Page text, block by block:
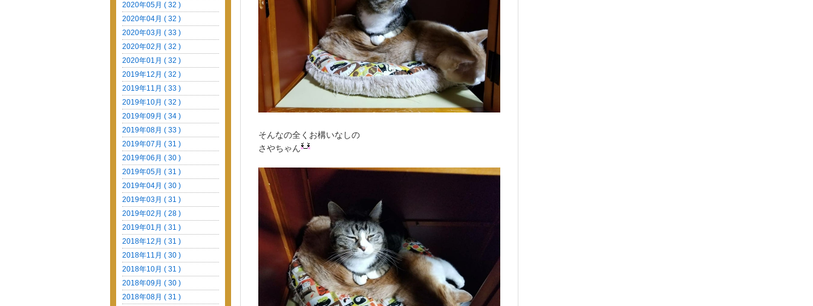
そんなの全くお構いなしの
さやちゃん
2020年05月 ( 32 )
2020年04月 ( 32 )
2020年03月 ( 33 )
2020年02月 ( 32 )
2020年01月 ( 32 )
2019年12月 ( 32 )
2019年11月 ( 33 )
2019年10月 ( 32 )
2019年09月 ( 34 )
2019年08月 ( 33 )
2019年07月 ( 31 )
2019年06月 ( 30 )
2019年05月 ( 31 )
2019年04月 ( 30 )
2019年03月 ( 31 )
2019年02月 ( 28 )
2019年01月 ( 31 )
2018年12月 ( 31 )
2018年11月 ( 30 )
2018年10月 ( 31 )
2018年09月 ( 30 )
2018年08月 ( 31 )